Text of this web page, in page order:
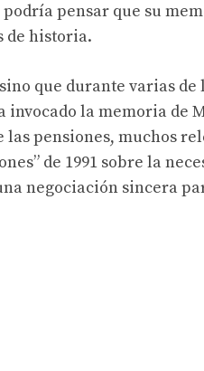
pensar que su
de historia.
que durante varias
invocado la memoria de
las pensiones, muchos
de 1991 sobre la
negociación sincera